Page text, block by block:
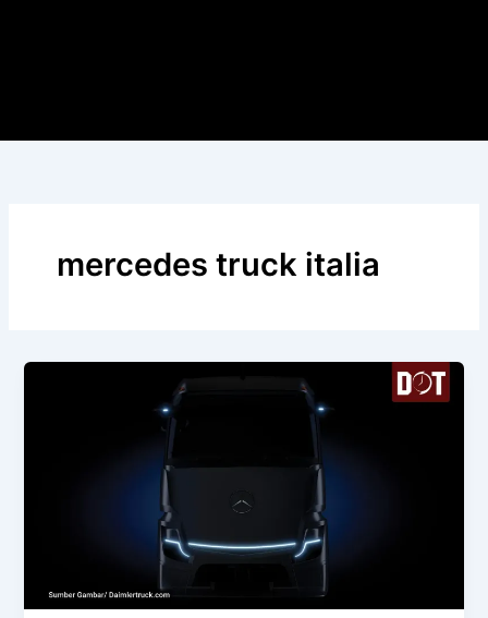
mercedes truck italia